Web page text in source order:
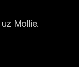
Mollie.